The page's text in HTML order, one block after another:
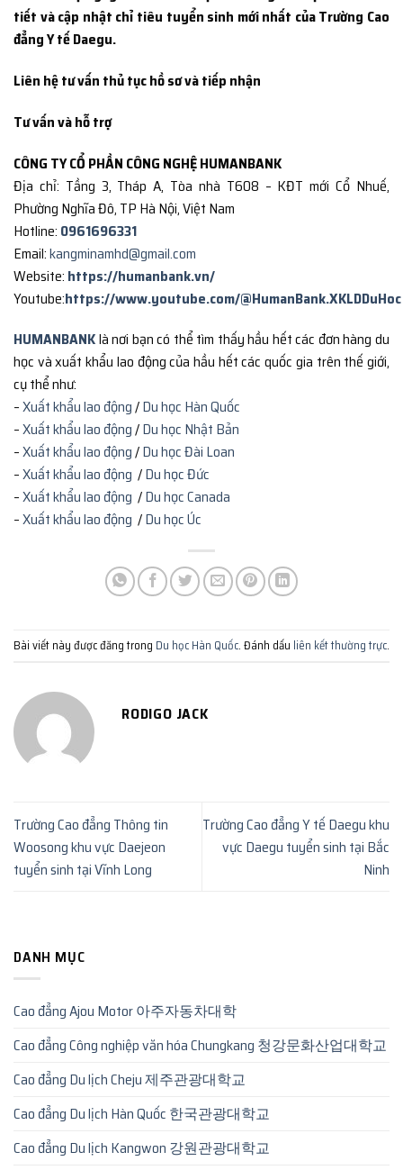
tiết và cập nhật chỉ tiêu tuyển sinh mới nhất của Trường Cao
đẳng Y tế Daegu.
Liên hệ tư vấn thủ tục hồ sơ và tiếp nhận
Tư vấn và hỗ trợ
CÔNG TY CỔ PHẦN CÔNG NGHỆ HUMANBANK
Địa chỉ: Tầng 3, Tháp A, Tòa nhà T608 – KĐT mới Cổ Nhuế,
Phường Nghĩa Đô, TP Hà Nội, Việt Nam
Hotline: 0961696331
Email:kangminamhd@gmail.com
Website: https://humanbank.vn/
Youtube:https://www.youtube.com/@HumanBank.XKLDDuHoc
HUMANBANKlà nơi bạn có thể tìm thấy hầu hết các đơn hàng du
học và xuất khẩu lao động của hầu hết các quốc gia trên thế giới,
cụ thể như:
–Xuất khẩu lao động/Du học Hàn Quốc
–Xuất khẩu lao động/Du học Nhật Bản
–Xuất khẩu lao động/Du học Đài Loan
–Xuất khẩu lao động /Du học Đức
–Xuất khẩu lao động /Du học Canada
–Xuất khẩu lao động /Du học Úc
Bài viết này được đăng trong Du học Hàn Quốc. Đánh dấu liên kết thường trực.
RODIGO JACK
Trường Cao đẳng Thông tin
Woosong khu vực Daejeon
tuyển sinh tại Vĩnh Long
Trường Cao đẳng Y tế Daegu khu
vực Daegu tuyển sinh tại Bắc
Ninh
DANH MỤC
Cao đẳng Ajou Motor 아주자동차대학
Cao đẳng Công nghiệp văn hóa Chungkang 청강문화산업대학교
Cao đẳng Du lịch Cheju 제주관광대학교
Cao đẳng Du lịch Hàn Quốc 한국관광대학교
Cao đẳng Du lịch Kangwon 강원관광대학교